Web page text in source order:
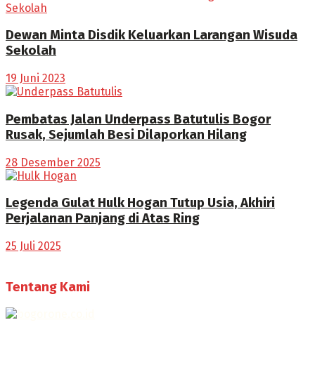
Dewan Minta Disdik Keluarkan Larangan Wisuda
Sekolah
19 Juni 2023
Pembatas Jalan Underpass Batutulis Bogor
Rusak, Sejumlah Besi Dilaporkan Hilang
28 Desember 2025
Legenda Gulat Hulk Hogan Tutup Usia, Akhiri
Perjalanan Panjang di Atas Ring
25 Juli 2025
Tentang Kami